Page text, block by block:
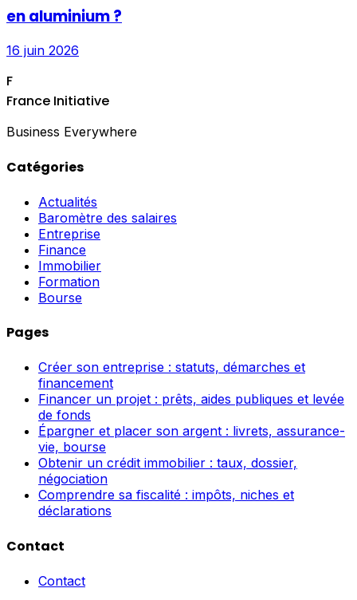
en aluminium ?
16 juin 2026
F
France Initiative
Business Everywhere
Catégories
Actualités
Baromètre des salaires
Entreprise
Finance
Immobilier
Formation
Bourse
Pages
Créer son entreprise : statuts, démarches et
financement
Financer un projet : prêts, aides publiques et levée
de fonds
Épargner et placer son argent : livrets, assurance-
vie, bourse
Obtenir un crédit immobilier : taux, dossier,
négociation
Comprendre sa fiscalité : impôts, niches et
déclarations
Contact
Contact